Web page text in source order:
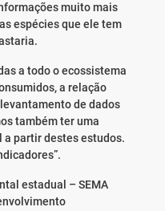
muito mais
espécies que ele tem
a todo o ecossistema
a relação
de dados
também ter uma
partir destes estudos.
estadual – SEMA